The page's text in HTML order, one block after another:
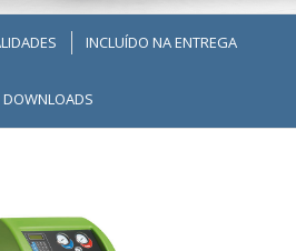
INCLUÍDO NA ENTREGA
DOWNLOADS